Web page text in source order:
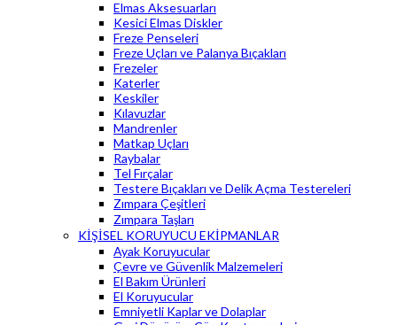
Elmas Aksesuarları
Kesici Elmas Diskler
Freze Penseleri
Freze Uçları ve Palanya Bıçakları
Frezeler
Katerler
Keskiler
Kılavuzlar
Mandrenler
Matkap Uçları
Raybalar
Tel Fırçalar
Testere Bıçakları ve Delik Açma Testereleri
Zımpara Çeşitleri
Zımpara Taşları
KİŞİSEL KORUYUCU EKİPMANLAR
Ayak Koruyucular
Çevre ve Güvenlik Malzemeleri
El Bakım Ürünleri
El Koruyucular
Emniyetli Kaplar ve Dolaplar